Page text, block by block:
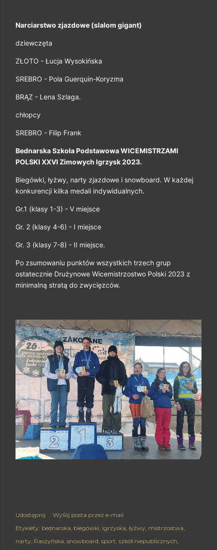
Narciarstwo zjazdowe (slalom gigant)
dziewczęta
ZŁOTO - Łucja Wysokińska
SREBRO - Pola Guerquin-Koryzma
BRĄZ - Lena Szlaga.
chłopcy
SREBRO - Filip Frank
Bednarska Szkoła Podstawowa WICEMISTRZAMI
POLSKI XXVI Zimowych Igrzysk 2023.
Biegówki, łyżwy, narty zjazdowe i snowboard. W każdej
konkurencji kilka medali indywidualnych.
Gr.1 (klasy 1-3) - V miejsce
Gr. 2 (klasy 4-6) - I miejsce
Gr. 3 (klasy 7-8) - II miejsce.
Po zsumowaniu punktów wszystkich trzech grup
ostatecznie Drużynowe Wicemistrzostwo Polski 2023 z
minimalną stratą do zwycięzców.
Udostępnij
Wyślij posta przez e-mail
Etykiety: bednarska biegówki igrzyska łyżwy mistrzostwa
narty Raszyńska snowboard sport szkół niepublicznych